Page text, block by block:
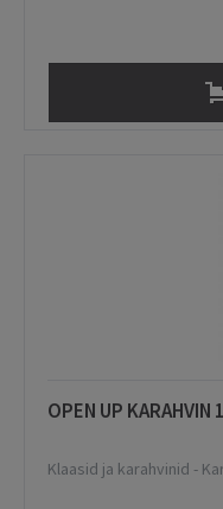
OPEN UP
Klaasid ja karahvinid -